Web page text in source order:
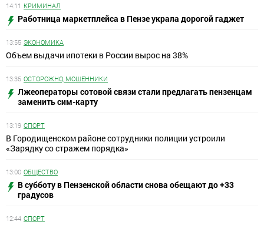
14:11 КРИМИНАЛ
Работница маркетплейса в Пензе украла дорогой гаджет
13:55 ЭКОНОМИКА
Объем выдачи ипотеки в России вырос на 38%
13:35 ОСТОРОЖНО, МОШЕННИКИ
Лжеоператоры сотовой связи стали предлагать пензенцам
заменить сим-карту
13:19 СПОРТ
В Городищенском районе сотрудники полиции устроили
«Зарядку со стражем порядка»
13:00 ОБЩЕСТВО
В субботу в Пензенской области снова обещают до +33
градусов
12:44 СПОРТ